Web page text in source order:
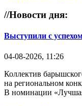
//Новости дня:
Выступили с
04-08-2026, 11:26
Коллектив
на региональном
В номинации